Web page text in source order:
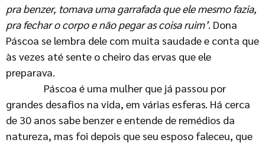
pra benzer, tomava uma garrafada que ele mesmo fazia,
pra fechar o corpo e não pegar as coisa ruim’. Dona
Páscoa se lembra dele com muita saudade e conta que
às vezes até sente o cheiro das ervas que ele
preparava.
Páscoa é uma mulher que já passou por
grandes desafios na vida, em várias esferas. Há cerca
de 30 anos sabe benzer e entende de remédios da
natureza, mas foi depois que seu esposo faleceu, que